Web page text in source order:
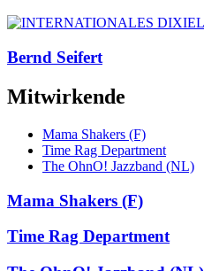
Bernd Seifert
Mitwirkende
Mama Shakers (F)
Time Rag Department
The OhnO! Jazzband (NL)
Mama Shakers (F)
Time Rag Department